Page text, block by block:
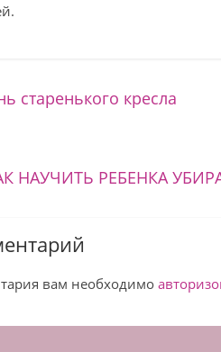
старенького кресла
НАУЧИТЬ РЕБЕНКА
вам необходимо